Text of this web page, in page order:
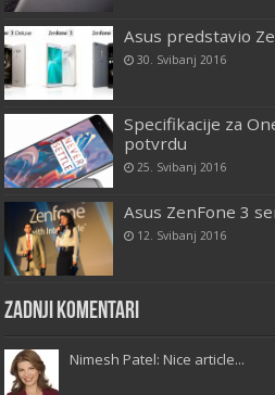
Asus predstavio
30. Svibanj 2016
Specifikacije za
potvrdu
25. Svibanj 2016
Asus ZenFone 3
12. Svibanj 2016
Zadnji komentari
Nimesh Patel: Nice article...